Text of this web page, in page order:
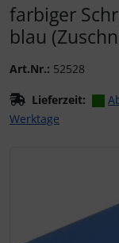
farbiger
blau
Art.Nr.: 52528
Lieferzeit:
Werktage
Wenn mehr als